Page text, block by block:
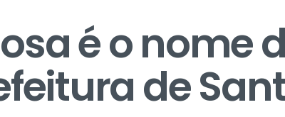
é o nome
de